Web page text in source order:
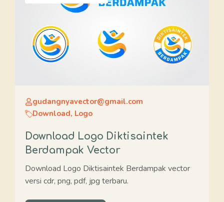
gudangnyavector@gmail.com
Download, Logo
Download Logo Diktisaintek
Berdampak Vector
Download Logo Diktisaintek Berdampak vector
versi cdr, png, pdf, jpg terbaru.